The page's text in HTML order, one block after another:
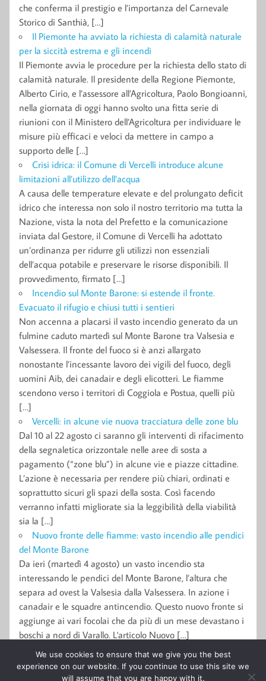
che conferma il prestigio e l’importanza del Carnevale
Storico di Santhià, […]
Il Piemonte ha avviato la richiesta di calamità naturale
per la siccità estrema e gli incendi
Il Piemonte avvia le procedure per la richiesta dello stato di
calamità naturale. Il presidente della Regione Piemonte,
Alberto Cirio, e l’assessore all’Agricoltura, Paolo Bongioanni,
nella giornata di oggi hanno svolto una fitta serie di
riunioni con il Ministero dell’Agricoltura per individuare le
misure più efficaci e veloci da mettere in campo a
supporto delle […]
Crisi idrica: il Comune di Vercelli introduce alcune
limitazioni all’utilizzo dell’acqua
A causa delle temperature elevate e del prolungato deficit
idrico che interessa non solo il nostro territorio ma tutta la
Nazione, vista la nota del Prefetto e la comunicazione
inviata dal Gestore, il Comune di Vercelli ha adottato
un’ordinanza per ridurre gli utilizzi non essenziali
dell’acqua potabile e preservare le risorse disponibili. Il
provvedimento, firmato […]
Incendio sul Monte Barone: si estende il fronte.
Evacuato il rifugio e chiusi tutti i sentieri
Non accenna a placarsi il vasto incendio generato da un
fulmine caduto martedì sul Monte Barone tra Valsesia e
Valsessera. Il fronte del fuoco si è anzi allargato
nonostante l’incessante lavoro dei vigili del fuoco, degli
uomini Aib, dei canadair e degli elicotteri. Le fiamme
scendono verso i territori di Coggiola e Postua, quelli più
[…]
Vercelli: in alcune vie nuova tracciatura delle zone blu
Dal 10 al 22 agosto ci saranno gli interventi di rifacimento
della segnaletica orizzontale nelle aree di sosta a
pagamento (“zone blu”) in alcune vie e piazze cittadine.
L’azione è necessaria per rendere più chiari, ordinati e
soprattutto sicuri gli spazi della sosta. Così facendo
verranno infatti migliorate sia la leggibilità della viabilità
sia la […]
Nuovo fronte delle fiamme: vasto incendio alle pendici
del Monte Barone
Da ieri (martedì 4 agosto) un vasto incendio sta
interessando le pendici del Monte Barone, l’altura che
separa ad ovest la Valsesia dalla Valsessera. In azione i
canadair e le squadre antincendio. Questo nuovo fronte si
aggiunge ai vari focolai che da più di un mese devastano i
boschi a nord di Varallo. L'articolo Nuovo […]
© 2011-2015 Giornale l'Eusebiano Soc. Coop. a r.l. Tutti i diritti
We use cookies to ensure that we give you the best
experience on our website. If you continue to use this site we
will assume that you are happy with it.